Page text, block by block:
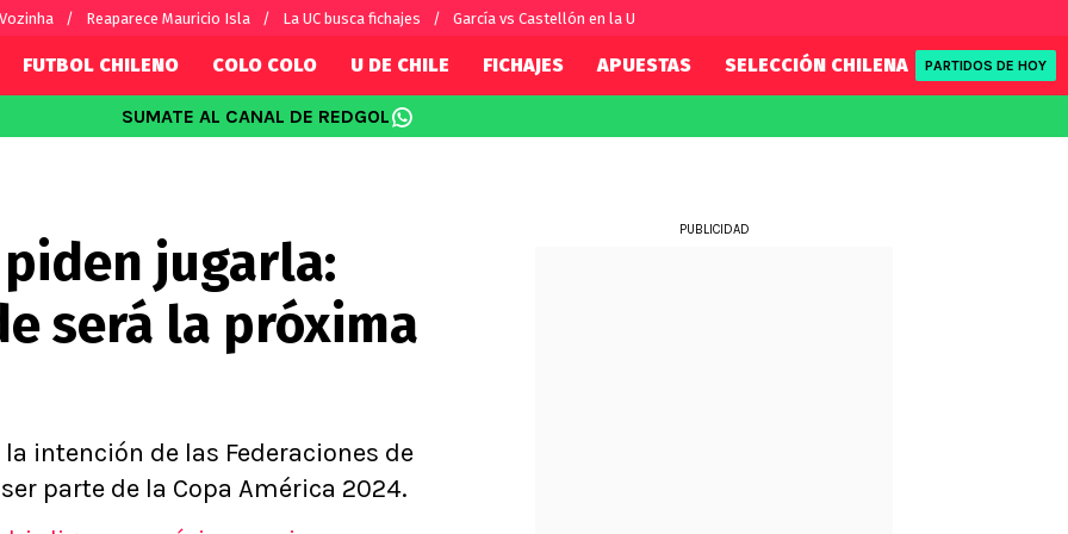
Reaparece Mauricio Isla La UC busca fichajes García vs Castellón en la U
por el mundo
Fútbol Argentino
Fútbol Brasileño
Premier League
Serie A
FUTBOL CHILENO COLO COLO U DE CHILE FICHAJES APUESTAS SELECCIÓN CHILENA REDSPORT
PARTIDOS DE HOY
SUMATE AL CANAL DE REDGOL
piden jugarla:
será la próxima
intención de las Federaciones de
parte de la Copa América 2024.
PUBLICIDAD